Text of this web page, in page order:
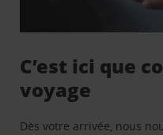
C’est ici que
voyage
Dès votre arrivée, nous